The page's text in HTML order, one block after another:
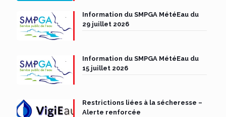
Information du SMPGA MétéEau du
29 juillet 2026
Information du SMPGA MétéEau du
15 juillet 2026
Restrictions liées à la sécheresse –
Alerte renforcée